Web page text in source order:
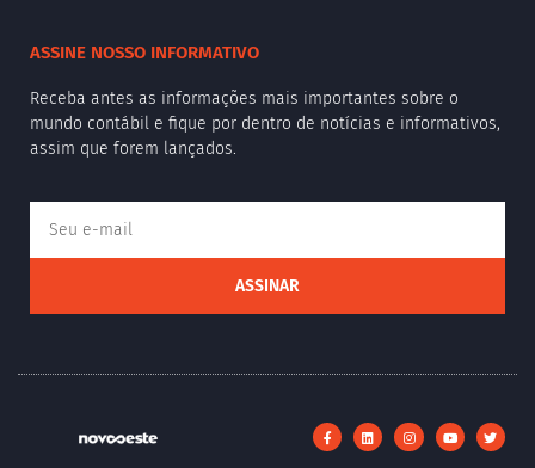
ASSINE NOSSO INFORMATIVO
Receba antes as informações mais importantes sobre o
mundo contábil e fique por dentro de notícias e informativos,
assim que forem lançados.
ASSINAR